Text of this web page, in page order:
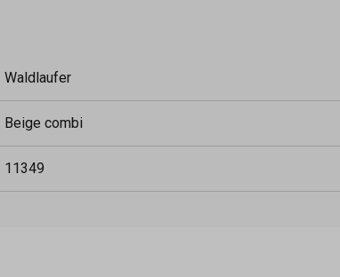
Waldlaufer
Beige combi
11349